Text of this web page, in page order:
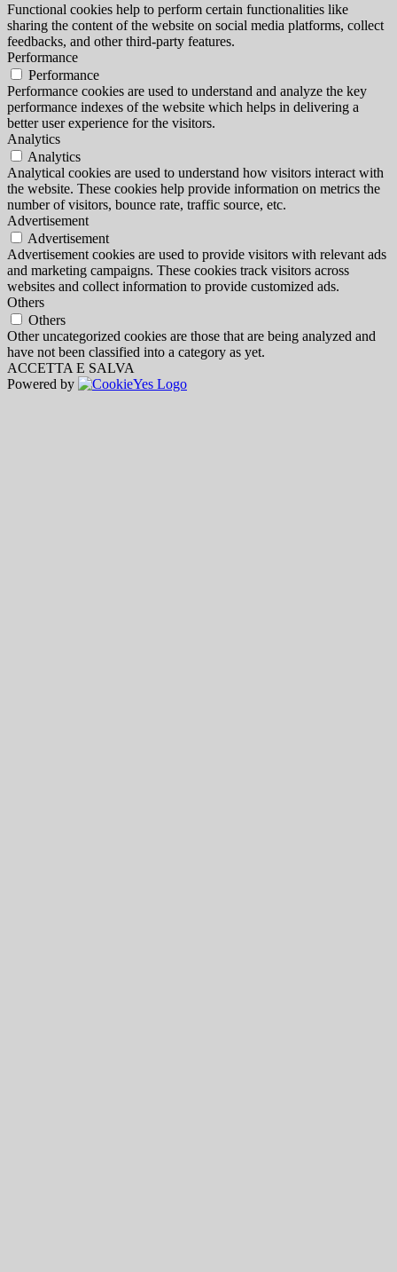
Functional cookies help to perform certain functionalities like
sharing the content of the website on social media platforms, collect
feedbacks, and other third-party features.
Performance
Performance
Performance cookies are used to understand and analyze the key
performance indexes of the website which helps in delivering a
better user experience for the visitors.
Analytics
Analytics
Analytical cookies are used to understand how visitors interact with
the website. These cookies help provide information on metrics the
number of visitors, bounce rate, traffic source, etc.
Advertisement
Advertisement
Advertisement cookies are used to provide visitors with relevant ads
and marketing campaigns. These cookies track visitors across
websites and collect information to provide customized ads.
Others
Others
Other uncategorized cookies are those that are being analyzed and
have not been classified into a category as yet.
ACCETTA E SALVA
Powered by